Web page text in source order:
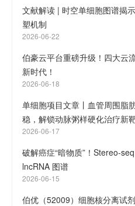
文献解读 | 时空单细胞图谱揭
塑机制
2026-06-22
伯豪云平台重磅升级！四大云
新时代！
2026-06-18
单细胞项目文章丨血管周围脂
稳，解锁动脉粥样硬化治疗新
2026-06-17
破解癌症“暗物质”！Stereo-
lncRNA 图谱
2026-06-15
伯优（52009）细胞核分离试